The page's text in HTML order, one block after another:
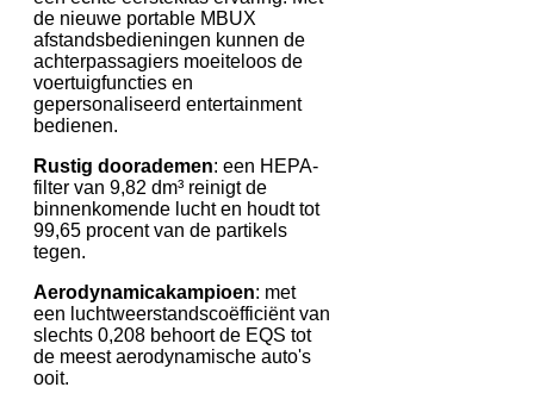
de nieuwe portable MBUX
afstandsbedieningen kunnen de
achterpassagiers moeiteloos de
voertuigfuncties en
gepersonaliseerd entertainment
bedienen.
Rustig doorademen: een HEPA-
filter van 9,82 dm³ reinigt de
binnenkomende lucht en houdt tot
99,65 procent van de partikels
tegen.
Aerodynamicakampioen: met
een luchtweerstandscoëfficiënt van
slechts 0,208 behoort de EQS tot
de meest aerodynamische auto's
ooit.